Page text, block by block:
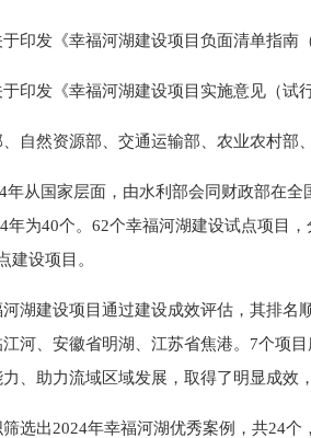
印发《幸福河湖建设项目负面清单指南
印发《幸福河湖建设项目实施意见（试
自然资源部、交通运输部、农业农村
从国家层面，由水利部会同财政部在全
年为40个。62个幸福河湖建设试点项目
建设项目。
湖建设项目通过建设成效评估，其排
河、安徽省明湖、江苏省焦港。7个项
、助力流域区域发展，取得了明显成效
筛选出2024年幸福河湖优秀案例，共24